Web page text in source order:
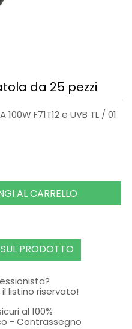
da 25 pezzi
F71T12 e UVB TL / 01
AL CARRELLO
PRODOTTO
listino riservato!
al 100%
- Contrassegno